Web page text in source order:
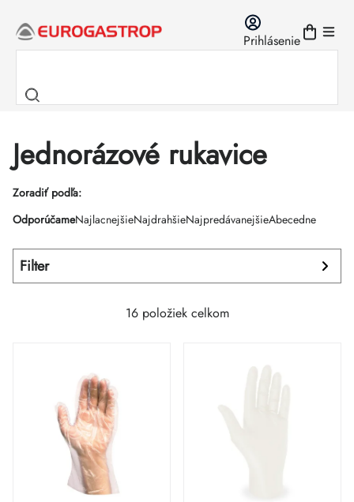
obsah
Prihlásenie
Jednorázové rukavice
Zoradiť podľa:
Radenie
produktov
OdporúčameNajlacnejšieNajdrahšieNajpredávanejšieAbecedne
Filter
16položiek celkom
Výpis
produktov